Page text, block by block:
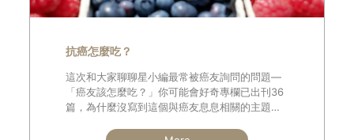
抗癌怎麼吃？
這次和大家聊聊星小編最常被癌友詢問的問題—
「癌友該怎麼吃？」你可能會好奇專欄已出刊36
篇，為什麼沒寫到這個與癌友息息相關的主題？
營養師來回答較為合適且正確，但隨著抗癌資歷